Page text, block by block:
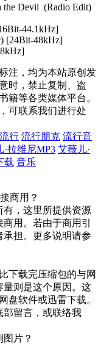
the Devil (Radio Edit)
44.1kHz]
[24Bit-48kHz]
注，均为本站原创发
时，禁止复制、盗
籍等各类媒体平台。
可联系我们进行处
流行 流行朋克 流行音
·拉维尼MP3 艾薇儿·
载 音乐
商用？
有，这里所提供资源
用。若由于商用引
担。更多说明请参
下载完压缩包的与网
量则是这个原因。这
盘软件或迅雷下载。
部留言，或联络我
片？